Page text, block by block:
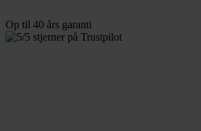
Op til 40 års garanti